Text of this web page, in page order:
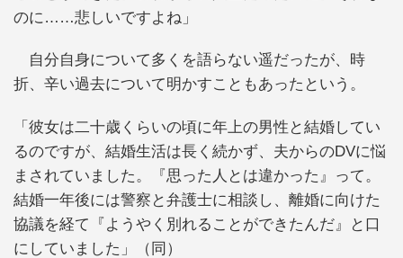
のに……悲しいですよね」
自分自身について多くを語らない遥だったが、時
折、辛い過去について明かすこともあったという。
「彼女は二十歳くらいの頃に年上の男性と結婚してい
るのですが、結婚生活は長く続かず、夫からのDVに悩
まされていました。『思った人とは違かった』って。
結婚一年後には警察と弁護士に相談し、離婚に向けた
協議を経て『ようやく別れることができたんだ』と口
にしていました」（同）